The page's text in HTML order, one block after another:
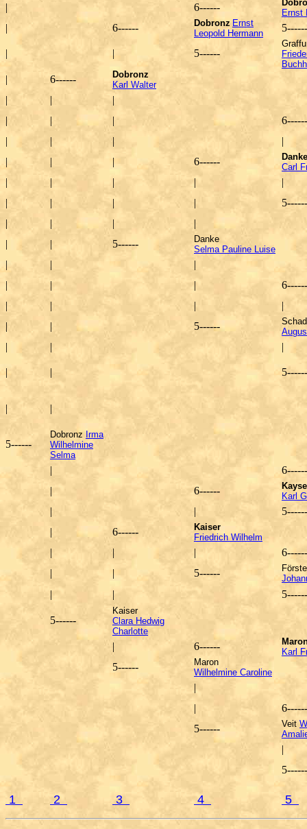
|
6------
Ernst
| 6------ Dobronz Ernst
Leopold Hermann
5------
| | 5------
| 6------
Dobronz
Karl Walter
| |
|
|
| | 6------
|
| |
|
|
| | 6------
Danke
Carl
| | | |
|
|
| | | 5------
|
| |
|
|
| 5------
Danke
Selma Pauline Luise
| |
|
|
| | 6------
|
| |
|
|
| 5------
| | |
| | 5------
| |
5------
Dobronz Irma
Wilhelmine
Selma
| 6------
|
6------
Karl
| | 5------
|
6------
Kaiser
Friedrich Wilhelm
| | | 6------
|
| 5------
| | 5------
5------
Kaiser
Clara Hedwig
Charlotte
| 6------
Karl
5------
Maron
Wilhelmine Caroline
|
|
6------
5------ Veit
|
5------
1 2 3 4 5